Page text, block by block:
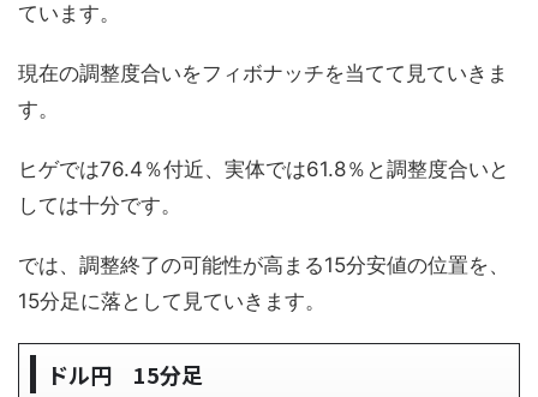
ています。
現在の調整度合いをフィボナッチを当てて見ていきま
す。
ヒゲでは76.4％付近、実体では61.8％と調整度合いと
しては十分です。
では、調整終了の可能性が高まる15分安値の位置を、
15分足に落として見ていきます。
ドル円 15分足